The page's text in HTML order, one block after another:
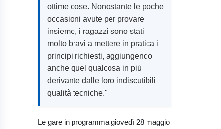
ottime cose. Nonostante le poche
occasioni avute per provare
insieme, i ragazzi sono stati
molto bravi a mettere in pratica i
principi richiesti, aggiungendo
anche quel qualcosa in più
derivante dalle loro indiscutibili
qualità tecniche."
Le gare in programma giovedì 28 maggio